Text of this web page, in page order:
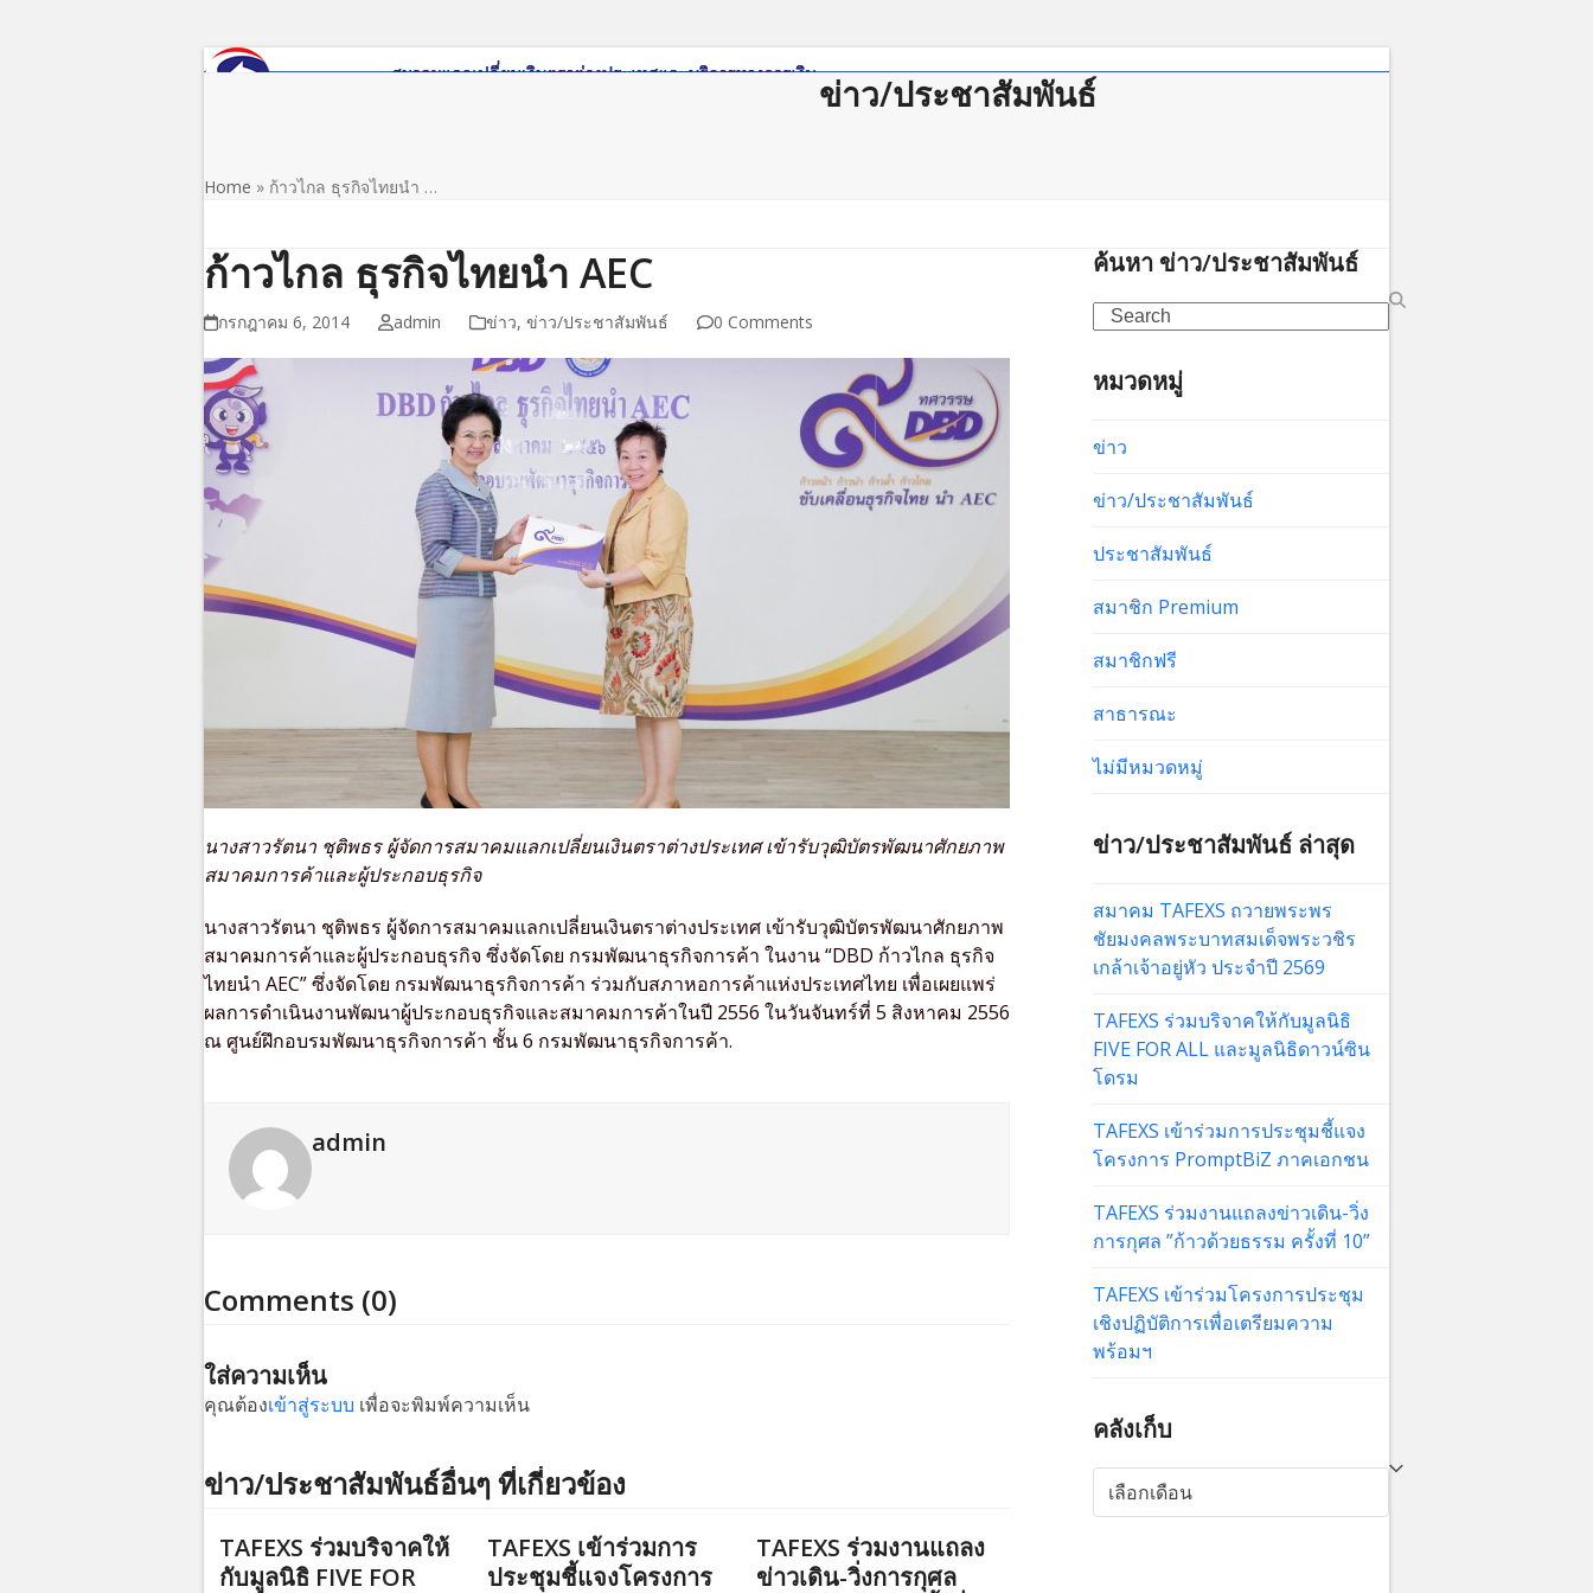
ข่าว/ประชาสัมพันธ์
Home » ก้าวไกล ธุรกิจไทยนำ …
ก้าวไกล ธุรกิจไทยนำ AEC
กรกฎาคม 6, 2014 admin ข่าว, ข่าว/ประชาสัมพันธ์ 0 Comments
นางสาวรัตนา ชุติพธร ผู้จัดการสมาคมแลกเปลี่ยนเงินตราต่างประเทศ เข้ารับวุฒิบัตรพัฒนาศักยภาพ
สมาคมการค้าและผู้ประกอบธุรกิจ
นางสาวรัตนา ชุติพธร ผู้จัดการสมาคมแลกเปลี่ยนเงินตราต่างประเทศ เข้ารับวุฒิบัตรพัฒนาศักยภาพ
สมาคมการค้าและผู้ประกอบธุรกิจ ซึ่งจัดโดย กรมพัฒนาธุรกิจการค้า ในงาน “DBD ก้าวไกล ธุรกิจ
ไทยนำ AEC” ซึ่งจัดโดย กรมพัฒนาธุรกิจการค้า ร่วมกับสภาหอการค้าแห่งประเทศไทย เพื่อเผยแพร่
ผลการดำเนินงานพัฒนาผู้ประกอบธุรกิจและสมาคมการค้าในปี 2556 ในวันจันทร์ที่ 5 สิงหาคม 2556
ณ ศูนย์ฝึกอบรมพัฒนาธุรกิจการค้า ชั้น 6 กรมพัฒนาธุรกิจการค้า.
admin
Comments (0)
ใส่ความเห็น
คุณต้องเข้าสู่ระบบ เพื่อจะพิมพ์ความเห็น
ข่าว/ประชาสัมพันธ์อื่นๆ ที่เกี่ยวข้อง
TAFEXS ร่วมบริจาคให้
กับมูลนิธิ FIVE FOR
TAFEXS เข้าร่วมการ
ประชุมชี้แจงโครงการ
TAFEXS ร่วมงานแถลง
ข่าวเดิน-วิ่งการกุศล
ค้นหา ข่าว/ประชาสัมพันธ์
Search
หมวดหมู่
ข่าว
ข่าว/ประชาสัมพันธ์
ประชาสัมพันธ์
สมาชิก Premium
สมาชิกฟรี
สาธารณะ
ไม่มีหมวดหมู่
ข่าว/ประชาสัมพันธ์ ล่าสุด
สมาคม TAFEXS ถวายพระพร
ชัยมงคลพระบาทสมเด็จพระวชิร
เกล้าเจ้าอยู่หัว ประจำปี 2569
TAFEXS ร่วมบริจาคให้กับมูลนิธิ
FIVE FOR ALL และมูลนิธิดาวน์ซิน
โดรม
TAFEXS เข้าร่วมการประชุมชี้แจง
โครงการ PromptBiZ ภาคเอกชน
TAFEXS ร่วมงานแถลงข่าวเดิน-วิ่ง
การกุศล ”ก้าวด้วยธรรม ครั้งที่ 10”
TAFEXS เข้าร่วมโครงการประชุม
เชิงปฏิบัติการเพื่อเตรียมความ
พร้อมฯ
คลังเก็บ
คลัง
เก็บ